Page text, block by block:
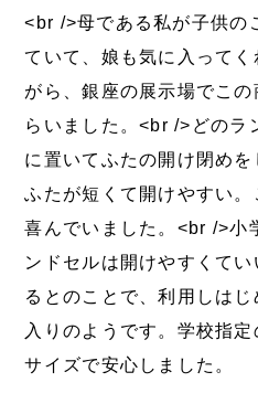
<br />母である私が子供の
ていて、娘も気に入って
がら、銀座の展示場でこ
らいました。<br />どのラ
に置いてふたの開け閉めを
ふたが短くて開けやすい
喜んでいました。<br />小
ンドセルは開けやすくて
るとのことで、利用しは
入りのようです。学校指
サイズで安心しました。